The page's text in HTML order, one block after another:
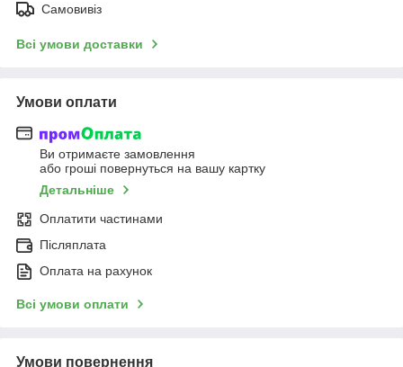
Самовивіз
Всі умови доставки
Умови оплати
Ви отримаєте замовлення
або гроші повернуться на вашу картку
Детальніше
Оплатити частинами
Післяплата
Оплата на рахунок
Всі умови оплати
Умови повернення